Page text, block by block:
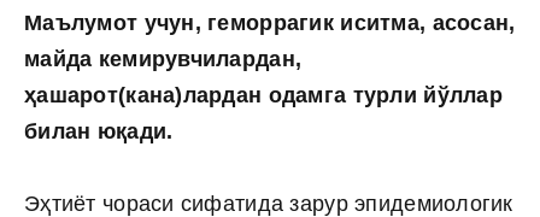
Маълумот учун, геморрагик иситма, асосан,
майда кемирувчилардан,
ҳашарот(кана)лардан одамга турли йўллар
билан юқади.
Эҳтиёт чораси сифатида зарур эпидемиологик